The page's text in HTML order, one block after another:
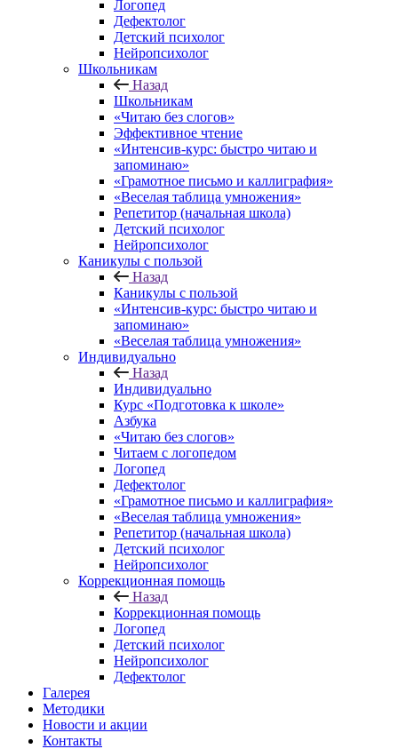
Логопед
Дефектолог
Детский психолог
Нейропсихолог
Школьникам
Назад
Школьникам
«Читаю без слогов»
Эффективное чтение
«Интенсив-курс: быстро читаю и
запоминаю»
«Грамотное письмо и каллиграфия»
«Веселая таблица умножения»
Репетитор (начальная школа)
Детский психолог
Нейропсихолог
Каникулы с пользой
Назад
Каникулы с пользой
«Интенсив-курс: быстро читаю и
запоминаю»
«Веселая таблица умножения»
Индивидуально
Назад
Индивидуально
Курс «Подготовка к школе»
Азбука
«Читаю без слогов»
Читаем с логопедом
Логопед
Дефектолог
«Грамотное письмо и каллиграфия»
«Веселая таблица умножения»
Репетитор (начальная школа)
Детский психолог
Нейропсихолог
Коррекционная помощь
Назад
Коррекционная помощь
Логопед
Детский психолог
Нейропсихолог
Дефектолог
Галерея
Методики
Новости и акции
Контакты